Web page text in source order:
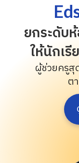
ยกระดับ
ให้นักเ
ผู้ช่วยครูสุ
ต